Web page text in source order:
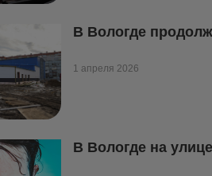
В Вологде
1 апреля 2026
В Вологде на